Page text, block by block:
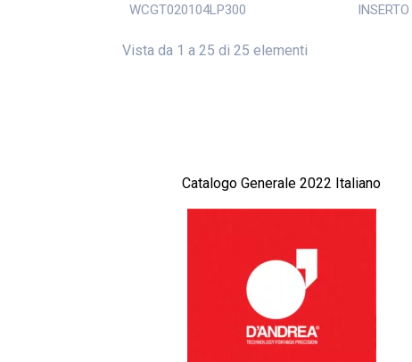
WCGT020104LP300
Vista da 1 a 25 di 25 elementi
Catalogo Generale 2022 Italiano